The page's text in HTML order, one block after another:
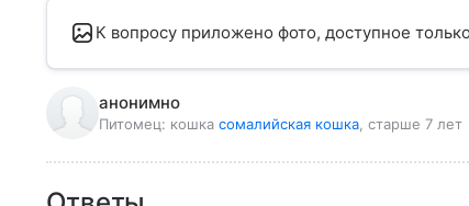
К вопросу приложено фото, доступное
анонимно
Питомец: кошка сомалийская кошка , старше 7 лет